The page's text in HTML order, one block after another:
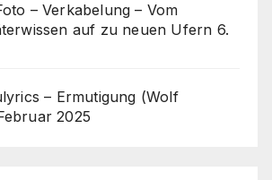
– Verkabelung – Vom
auf zu neuen Ufern 6.
– Ermutigung (Wolf
2025